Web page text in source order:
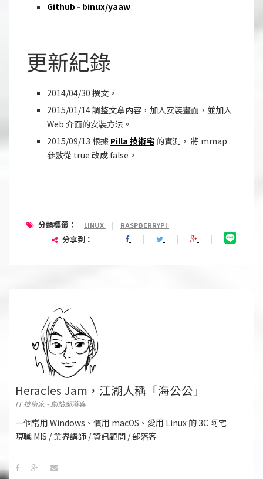
Github - binux/yaaw
更新紀錄
2014/04/30 撰文。
2015/01/14 調整文章內容，加入安裝畫面，並加入
Web 介面的安裝方法。
2015/09/13 根據 Pilla 技術宅 的實測， 將 mmap
參數從 true 改成 false。
分類標籤： LINUX | RASPBERRYPI |
分享到：
Heracles Jam，江湖人稱「海公公」
IT 技術家 - 創站部落客
一個常用 Windows、慣用 macOS、愛用 Linux 的 3C 阿宅
現職 MIS / 業界講師 / 資訊顧問 / 部落客